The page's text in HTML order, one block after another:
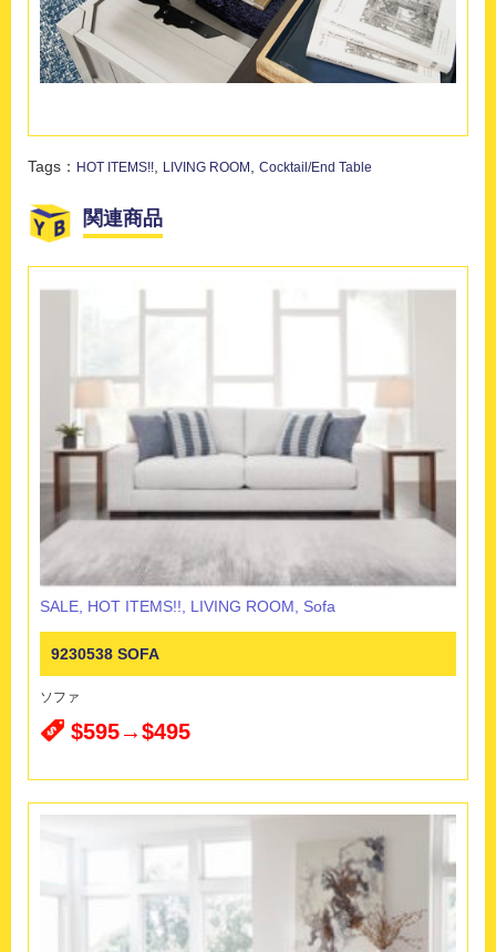
Tags： HOT ITEMS!!, LIVING ROOM , Cocktail/End Table
関連商品
SALE, HOT ITEMS!!, LIVING ROOM, Sofa
9230538 SOFA
ソファ
$595→$495